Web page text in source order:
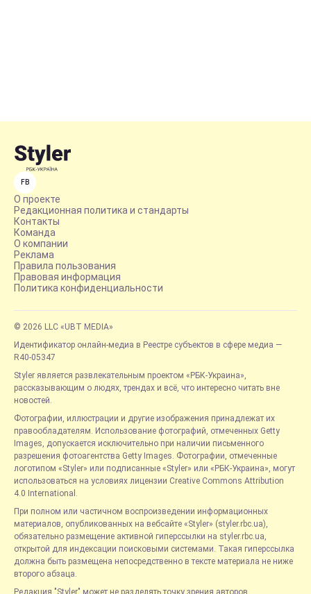
FB
О проекте
Редакционная политика и стандарты
Контакты
Команда
О компании
Реклама
Правила пользования
Правовая информация
Политика конфиденциальности
© 2026 LLC «UBT MEDIA»
Идентификатор онлайн-медиа в Реестре субъектов в сфере медиа —
R40-05347
Styler является развлекательным проектом «РБК-Украина»,
рассказывающим о людях, трендах и всё, что интересно читать вне
новостей.
Фотографии, иллюстрации и другие изображения принадлежат их
правообладателям. Использование фотографий, отмеченных Getty
Images, допускается исключительно при наличии письменного
разрешения фотоагентства Getty Images. Фотографии, отмеченные
логотипом «Styler» или подписанные «Styler» или «РБК-Украина», могут
использоваться на условиях лицензии Creative Commons Attribution
4.0 International.
При полном или частичном воспроизведении информационных
материалов, опубликованных на вебсайте «Styler» (styler.rbc.ua),
обязательно размещение активной гиперссылки на styler.rbc.ua,
открытой для индексации поисковыми системами. Такая гиперссылка
должна быть размещена непосредственно в тексте материала не ниже
второго абзаца.
Редакция "Styler" может не разделять точку зрения авторов